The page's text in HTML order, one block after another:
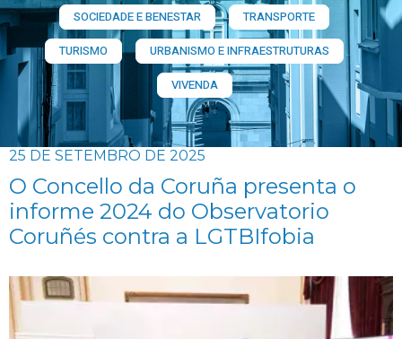
SOCIEDADE E BENESTAR
TRANSPORTE
TURISMO
URBANISMO E INFRAESTRUTURAS
VIVENDA
25 DE SETEMBRO DE 2025
O Concello da Coruña presenta o
informe 2024 do Observatorio
Coruñés contra a LGTBIfobia